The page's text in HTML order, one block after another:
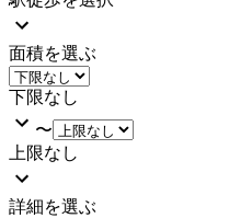
面積を選ぶ
下限なし
〜
上限なし
詳細を選ぶ